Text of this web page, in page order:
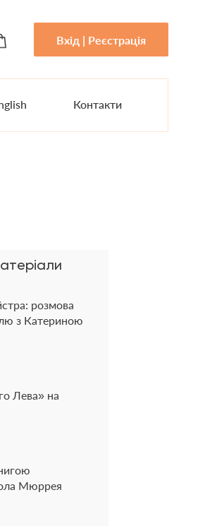
Вхід | Реєстрація
Контакти
розмова
з Катериною
Лева» на
Мюррея